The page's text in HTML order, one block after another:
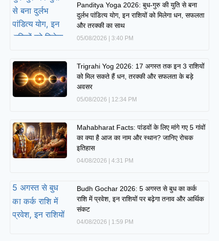
Panditya Yoga 2026: बुध-गुरु की युति से बना
दुर्लभ पांडित्य योग, इन राशियों को मिलेगा धन, सफलता
और तरक्की का साथ
05/08/2026 3:40 PM
Trigrahi Yog 2026: 17 अगस्त तक इन 3 राशियों
को मिल सकते हैं धन, तरक्की और सफलता के बड़े
अवसर
05/08/2026 12:34 PM
Mahabharat Facts: पांडवों के लिए मांगे गए 5 गांवों
का क्या है आज का नाम और स्थान? जानिए रोचक
इतिहास
04/08/2026 4:31 PM
Budh Gochar 2026: 5 अगस्त से बुध का कर्क
राशि में प्रवेश, इन राशियों पर बढ़ेगा तनाव और आर्थिक
संकट
04/08/2026 1:59 PM